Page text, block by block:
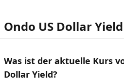
Ondo US Dollar
Was ist der aktuelle Kurs
Dollar Yield?